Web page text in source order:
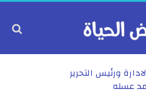
ورئيس التحرير
عسله